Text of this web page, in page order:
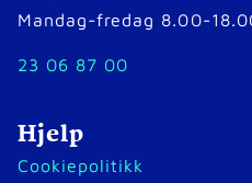
Mandag-fredag 8.00-
23 06 87 00
Hjelp
Cookiepolitikk